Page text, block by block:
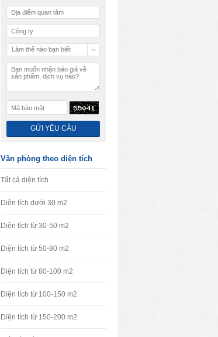
Làm thế nào bạn biết
Văn phòng theo diện tích
Tất cả diện tích
Diện tích dưới 30 m2
Diện tích từ 30-50 m2
Diện tích từ 50-80 m2
Diện tích từ 80-100 m2
Diện tích từ 100-150 m2
Diện tích từ 150-200 m2